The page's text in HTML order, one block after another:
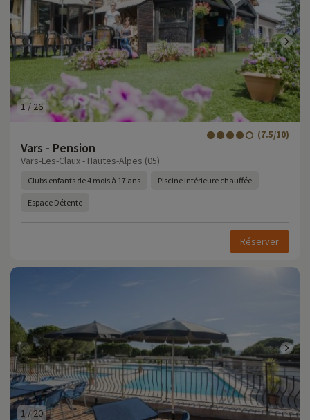
1/ 26
Vars - Pension
(7.5/10)
Vars-Les-Claux - Hautes-Alpes (05)
Clubs enfants de 4 mois à 17 ans Piscine intérieure chauffée
Espace Détente
Réserver
1 /20